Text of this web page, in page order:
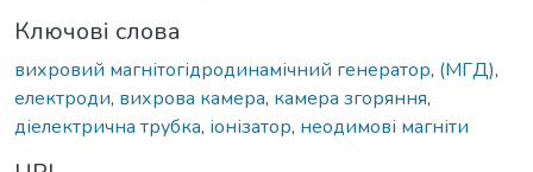
Ключові слова
вихровий магнітогідродинамічний генератор, (МГД),
електроди, вихрова камера, камера згоряння,
діелектрична трубка, іонізатор, неодимові магніти